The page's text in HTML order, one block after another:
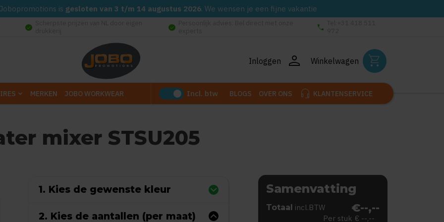
is gesloten van 3 t/m 14 augustus 2026. We wensen je een fijne vakantie
check_circle check_circle phone
Inloggen person Winkelwagen shopping_cart
MERKEN JOBO WORKWEAR Incl. btw BLOGS OVER ONS headset_mic KLANTENSERVICE
mixer STSU205
1. Kies de gewenste kleur
2. Kies de aantallen (per maat)
Samenvatting
Totaal incl.BTW €--,--
Per stuk € --,--